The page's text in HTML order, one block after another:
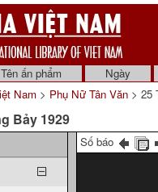
Tên ấn phẩm Ngày
Nam > Phụ Nữ Tân Văn > 25
Bảy 1929
Số báo